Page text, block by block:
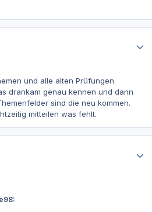
und alle alten Prüfungen
drankam genau kennen und dann
sind die neu kommen.
mitteilen was fehlt.